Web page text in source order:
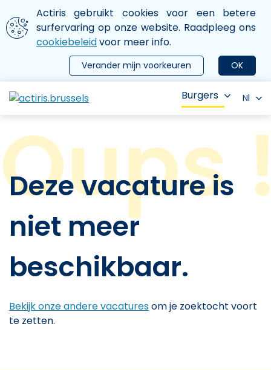
Aller au contenu principal
We gebruiken cookies
Actiris gebruikt cookies voor een betere
surfervaring op onze website. Raadpleeg ons
cookiebeleidvoor meer info.
OK
Verander mijn voorkeuren
le menu
Burgers Nl
Deze vacature is
niet meer
beschikbaar.
Bekijk onze andere vacaturesom je zoektocht voort
te zetten.